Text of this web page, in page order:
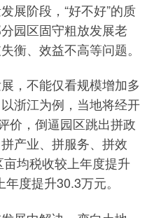
展阶段，“好不好”的质
园区固守粗放发展老
衡、效益不高等问题。
不能仅看规模增加多
浙江为例，当地将经开
价，倒逼园区跳出拼政
产业、拼服务、拼效
均税收较上年度提升
度提升30.3万元。